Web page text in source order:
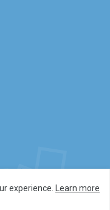
experience. Learn more